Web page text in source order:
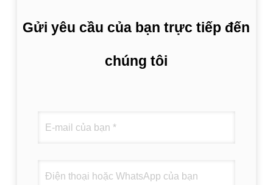
Gửi yêu cầu của bạn trực tiếp đến
chúng tôi